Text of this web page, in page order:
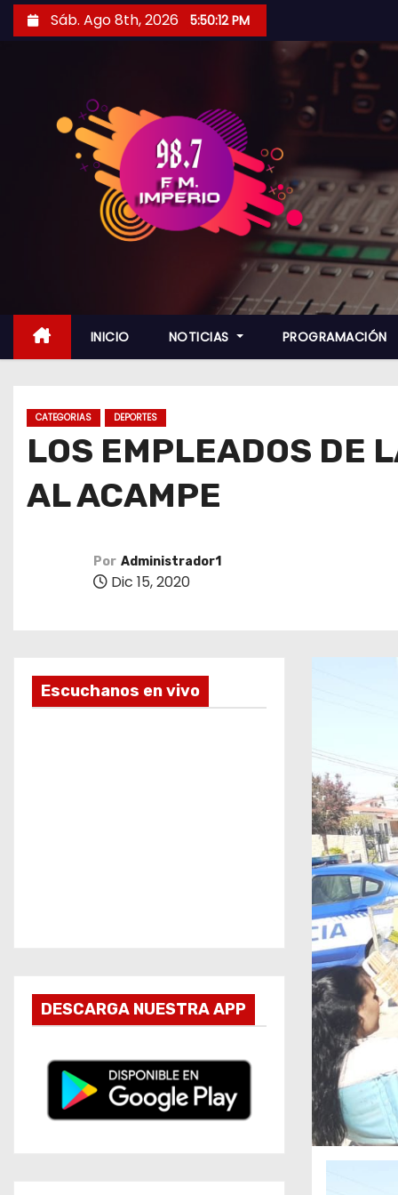
i
Sáb. Ago 8th, 2026 5:50:13 PM
INICIO NOTICIAS PROGRAMACIÓN
CATEGORIAS DEPORTES
LOS EMPLEADOS DE
AL ACAMPE
Por Administrador1
Dic 15, 2020
Escuchanos en vivo
DESCARGA NUESTRA APP